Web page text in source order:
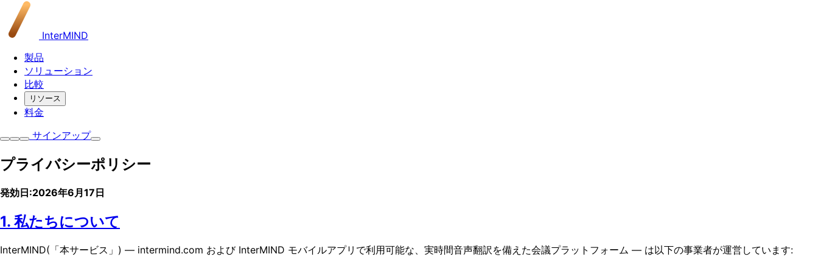
InterMIND
製品
ソリューション
比較
リソース
料金
サインアップ
プライバシーポリシー
発効日:2026年6月17日
1. 私たちについて
InterMIND(「本サービス」) — intermind.com および InterMIND モバイルアプリで利用可能な、実時間音声翻訳を備えた会議プラットフォーム — は以下の事業者が運営しています: